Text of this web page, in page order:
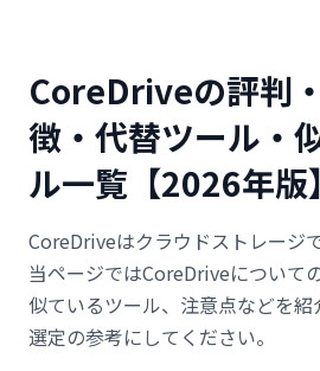
CoreDriveの評判
徴・代替ツール・
ル一覧【2026年版】
CoreDriveはクラウドストレージ
当ページではCoreDriveについて
似ているツール、注意点などを紹
選定の参考にしてください。